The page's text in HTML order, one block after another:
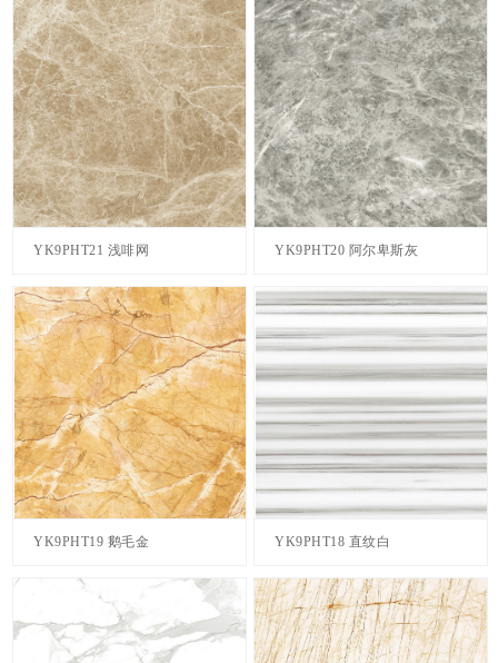
YK9PHT21 浅啡网 YK9PHT20 阿尔卑斯灰
YK9PHT19 鹅毛金 YK9PHT18 直纹白